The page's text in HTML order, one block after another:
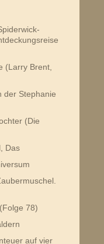
(Larry Brent,
der Stephanie
(Die
Das
78)
auf vier